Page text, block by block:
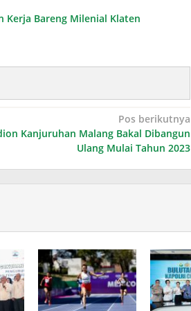
Kerja Bareng Milenial Klaten
Pos berikutnya
Kanjuruhan Malang Bakal Dibangun
Ulang Mulai Tahun 2023